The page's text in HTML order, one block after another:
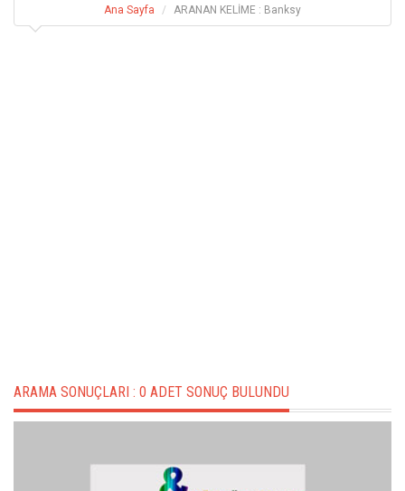
Ana Sayfa ARANAN KELİME : Banksy
ARAMA SONUÇLARI : 0 ADET SONUÇ BULUNDU